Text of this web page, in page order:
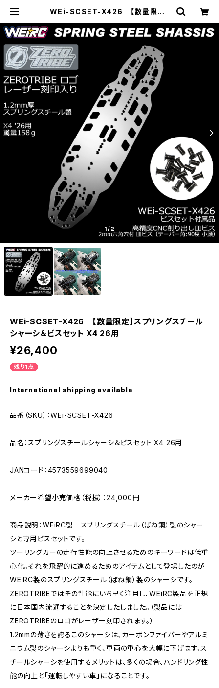
WEi-SCSET-X426 【数量限定】
ット X4 26用 | ZEROTRIBE WEB
SHOP
1/2
WEi-SCSET-X426 【数量限定】スプリングスチール
シャーシ＆ビスセット X4 26用
¥26,400
残り1点
International shipping available
品番（SKU）：WEi-SCSET-X426
品名：スプリングスチールシャーシ＆ビスセット X4 26用
JANコード：4573559699040
メーカー希望小売価格（税抜）：24,000円
商品説明：WEiRC製 スプリングスチール（ばね鋼）製のシャー
シと専用ビスセットです。
ツーリングカーの走行性能の向上させるためのキーワードは低重
心化。それを飛躍的に進めるためのアイテムとして登場したのが
WEiRC製のスプリングスチール（ばね鋼）製のシャーシです。
ZEROTRIBEではその性能にいち早く注目し、WEiRC製品を正規
に日本国内流通することを決定したしました。（製品には
ZEROTRIBEのロゴがレーザー刻印されます。）
1.2mmの薄さを誇るこのシャーシは、カーボンファイバーやアルミ
ニウム製のシャーシよりも重く、車両の重心を大幅に下げます。ス
チールシャーシを使用するメリットは、多くの場合、ハンドリング性
能の向上と「運転しやすい車」になることです。